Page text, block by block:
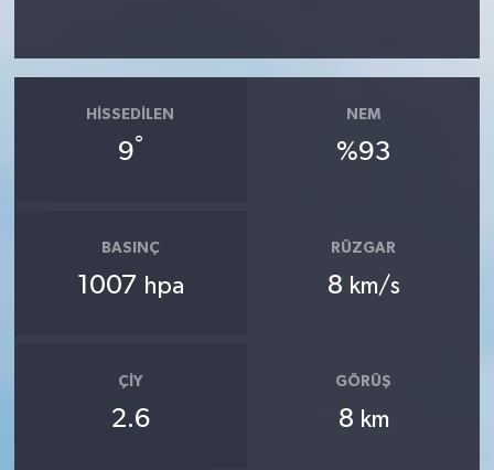
HISSEDILEN
9°
NEM
%93
BASINÇ
1007 hpa
RÜZGAR
8 km/s
ÇIY
2.6
GÖRÜŞ
8 km